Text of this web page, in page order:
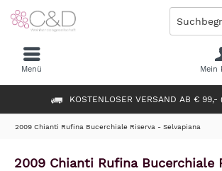
KOSTENLOSER VERSAND AB € 99,-
Mein
Menü
2009 Chianti Rufina Bucerchiale Riserva - Selvapiana
2009 Chianti Rufina Bucerchiale